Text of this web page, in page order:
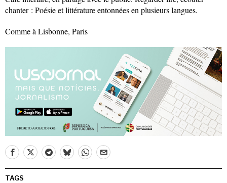
chanter : Poésie et littérature entonnées en plusieurs langues.
Comme à Lisbonne, Paris
TAGS